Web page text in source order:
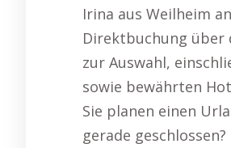
Irina aus Weilheim
Direktbuchung über
zur Auswahl,
sowie bewährten
Sie planen einen
gerade